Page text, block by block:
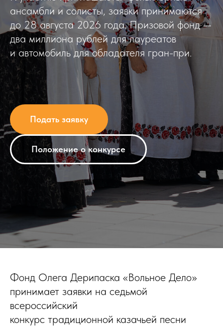
ансамбли и солисты, заявки принимаются
до 28 августа 2026 года. Призовой фонд —
два миллиона рублей для лауреатов
и автомобиль для обладателя гран-при.
Подать заявку
Положение о конкурсе
Фонд Олега Дерипаска «Вольное Дело»
принимает заявки на седьмой
всероссийский
конкурс традиционной казачьей песни